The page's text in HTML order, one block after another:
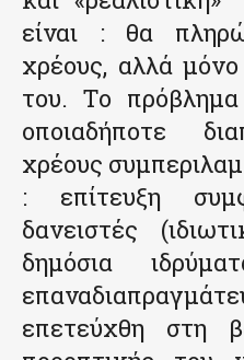
είναι : θα
χρέους, αλλά
του. Το
οποιαδήποτε
χρέους
: επίτευξη
δανειστές
δημόσια
επετεύχθη στη